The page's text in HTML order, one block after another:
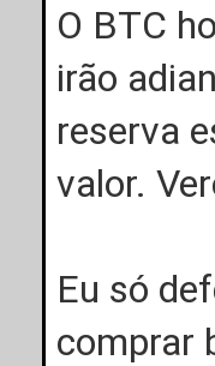
O BTC
irão
reserva
valor.
Eu só
comprar